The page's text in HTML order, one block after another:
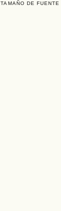
TAMAÑO DE FUENTE